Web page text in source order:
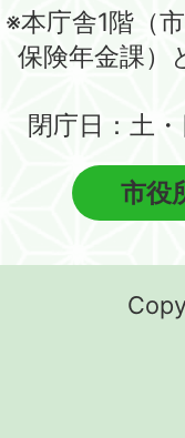
※本庁舎1階（
保険年金課）
閉庁日：土
市役